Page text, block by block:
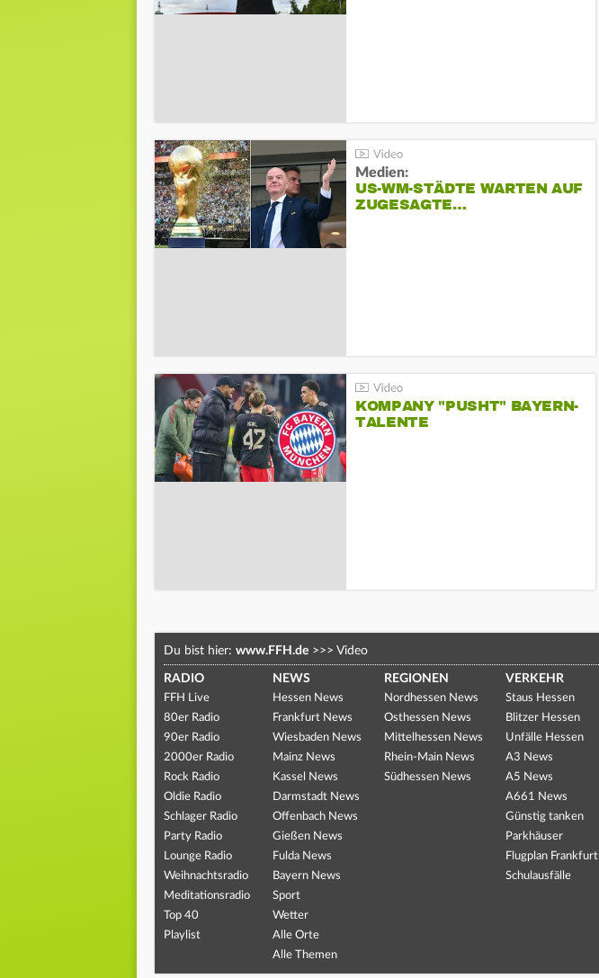
Medien:
US-WM-STÄDTE WARTEN AUF
ZUGESAGTE…
KOMPANY "PUSHT" BAYERN-
TALENTE
Du bist hier: www.FFH.de >>> Video
RADIO
FFH Live
80er Radio
90er Radio
2000er Radio
Rock Radio
Oldie Radio
Schlager Radio
Party Radio
Lounge Radio
Weihnachtsradio
Meditationsradio
Top 40
Playlist
NEWS
Hessen News
Frankfurt News
Wiesbaden News
Mainz News
Kassel News
Darmstadt News
Offenbach News
Gießen News
Fulda News
Bayern News
Sport
Wetter
Alle Orte
Alle Themen
REGIONEN
Nordhessen News
Osthessen News
Mittelhessen News
Rhein-Main News
Südhessen News
VERKEHR
Staus Hessen
Blitzer Hessen
Unfälle Hessen
A3 News
A5 News
A661 News
Günstig tanken
Parkhäuser
Flugplan Frankfurt
Schulausfälle